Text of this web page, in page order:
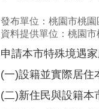
發布單位：桃園市桃園
資料提供單位：桃園
申請本市特殊境遇
(一)設籍並實際居住
(二)新住民與設籍本